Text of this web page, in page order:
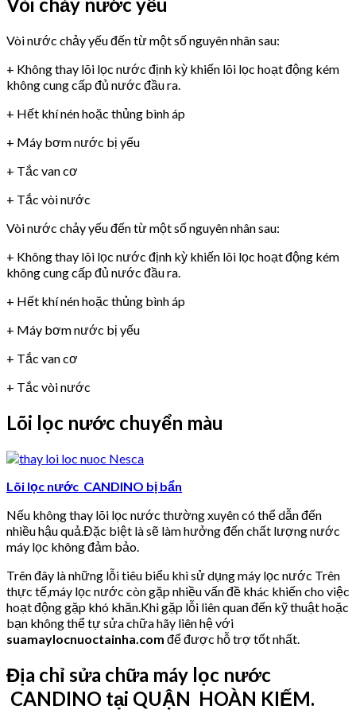
Vòi nước chảy yếu đến từ một số nguyên nhân sau:
+ Không thay lõi lọc nước định kỳ khiến lõi lọc hoạt động kém
không cung cấp đủ nước đầu ra.
+ Hết khí nén hoặc thủng bình áp
+ Máy bơm nước bị yếu
+ Tắc van cơ
+ Tắc vòi nước
Vòi nước chảy yếu đến từ một số nguyên nhân sau:
+ Không thay lõi lọc nước định kỳ khiến lõi lọc hoạt động kém
không cung cấp đủ nước đầu ra.
+ Hết khí nén hoặc thủng bình áp
+ Máy bơm nước bị yếu
+ Tắc van cơ
+ Tắc vòi nước
Lõi lọc nước chuyển màu
Lõi lọc nước CANDINO bị bẩn
Nếu không thay lõi lọc nước thường xuyên có thể dẫn đến
nhiều hậu quả.Đặc biệt là sẽ làm hưởng đến chất lượng nước
máy lọc không đảm bảo.
Trên đây là những lỗi tiêu biểu khi sử dụng máy lọc nước Trên
thực tế,máy lọc nước còn gặp nhiều vấn đề khác khiến cho việc
hoạt động gặp khó khăn.Khi gặp lỗi liên quan đến kỹ thuật hoặc
bạn không thể tự sửa chữa hãy liên hệ với
suamaylocnuoctainha.com để được hỗ trợ tốt nhất.
Địa chỉ sửa chữa máy lọc nước
CANDINO tại QUẬN HOÀN KIẾM.